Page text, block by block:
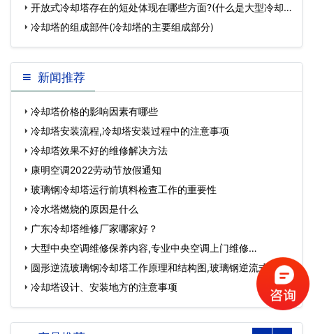
开放式冷却塔存在的短处体现在哪些方面?(什么是大型冷却
塔)…
冷却塔的组成部件(冷却塔的主要组成部分)
新闻推荐
冷却塔价格的影响因素有哪些
冷却塔安装流程,冷却塔安装过程中的注意事项
冷却塔效果不好的维修解决方法
康明空调2022劳动节放假通知
玻璃钢冷却塔运行前填料检查工作的重要性
冷水塔燃烧的原因是什么
广东冷却塔维修厂家哪家好？
大型中央空调维修保养内容,专业中央空调上门维修…
圆形逆流玻璃钢冷却塔工作原理和结构图,玻璃钢逆流式冷却
塔…冷却塔设计、安装地方的注意事项